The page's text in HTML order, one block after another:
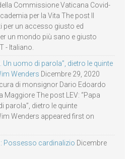
Commissione Vaticana Covid-
per la Vita The post Il
per un accesso giusto ed
un mondo più sano e giusto
- Italiano.
Un uomo di parola”, dietro le quinte
Wenders Dicembre 29, 2020
di monsignor Dario Edoardo
Maggiore The post LEV: “Papa
parola”, dietro le quinte
Wenders appeared first on
Possesso cardinalizio Dicembre